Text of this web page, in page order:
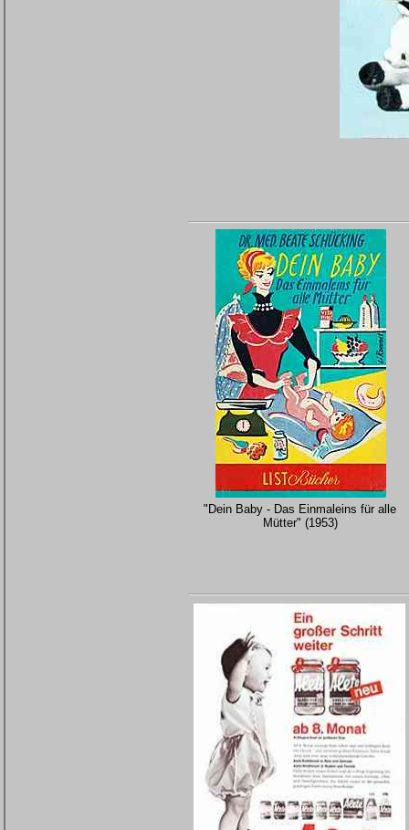
"Dein Baby - Das Einmaleins für alle
Mütter" (1953)